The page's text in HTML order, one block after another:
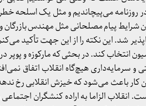
در روزنامه می‌پیچاندیم و مثل یک اسلحه
شرایط پیام مصلحانی مثل مهندس بازرگان
شد. این نکته را از این جهت تأکید
انتخاب کند. در بحثی که مارکوزه و پوپر
و سرمایه‌داری هیچ‌گاه انقلاب اتفاق
کار باعث می‌شود که خیزش انقلابی رخ
انقلاب الزاما به اراده کنشگران